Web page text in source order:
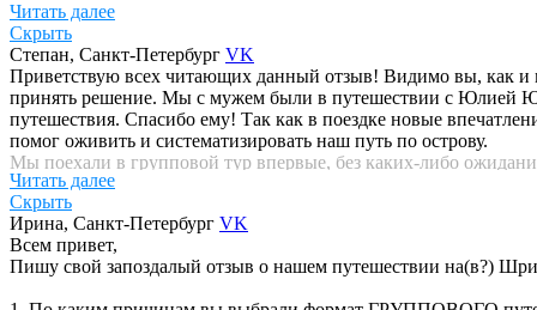
Попробовали королевский кокос. Честно, кокос как кокос.
Абхазию. В лоб летят, а ты должен подвинуться. Добрались
деревне. Там нас накормили традиционным рисом и карри,
прекрасной компании переплываем озеро на лодке, а затем
попадается восьмое чудо света - одинокая львиная гора-
Второй день на Шри-Ланке начался с наивкуснейшего
картошка, яйца, тосты, ананас, арбуз и много всего прочего.
трактором
спустя 45 минут. Дальше мы порассекали немного по
столица королей - город Канди. По пути заехали в
российских рублей). После обеда мы пошли гулять по саду
Читать далее
Скрыть
Степан, Санкт-Петербург VK
Приветствую всех читающих данный отзыв! Видимо вы, как и
принять решение. Мы с мужем были в путешествии с Юлией
путешествия. Спасибо ему! Так как в поездке новые
помог оживить и систематизировать наш путь по острову.
Мы поехали в групповой тур впервые, без каких-либо
быть в любом случае интереснее простого пляжного отдыха.
начала тура купили билеты. Прилетели накануне вечером,
В назначенный утренний час все собрались в здании
происходили обсуждения. Вся нужная информация
Читать далее
Скрыть
Ирина, Санкт-Петербург VK
Всем привет,
Пишу свой запоздалый отзыв о нашем путешествии на(в?)